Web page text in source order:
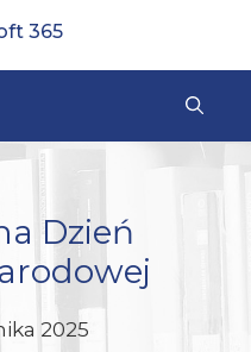
365
Dzień
2025